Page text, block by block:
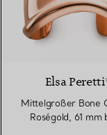
Elsa
Mittelgroßer Bone
Roségold, 61 mm